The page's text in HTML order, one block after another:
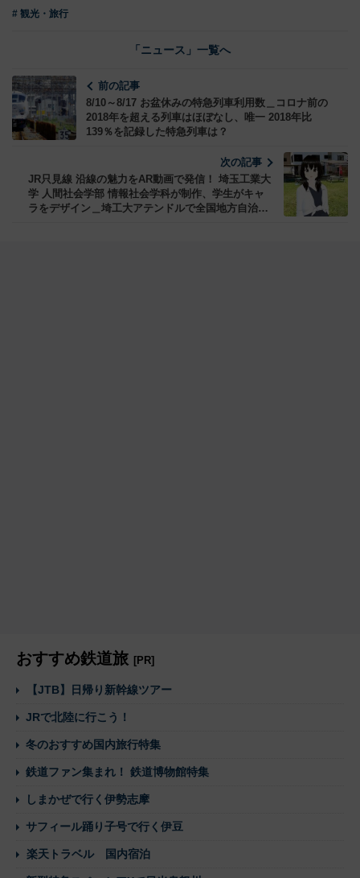
# 観光・旅行
「ニュース」一覧へ
前の記事
8/10～8/17 お盆休みの特急列車利用数＿コロナ前の
2018年を超える列車はほぼなし、唯一 2018年比
139％を記録した特急列車は？
次の記事
JR只見線 沿線の魅力をAR動画で発信！ 埼玉工業大
学 人間社会学部 情報社会学科が制作、学生がキャ
ラをデザイン＿埼工大アテンドルで全国地方自治体
おすすめ鉄道旅 [PR]
【JTB】日帰り新幹線ツアー
JRで北陸に行こう！
冬のおすすめ国内旅行特集
鉄道ファン集まれ！ 鉄道博物館特集
しまかぜで行く伊勢志摩
サフィール踊り子号で行く伊豆
楽天トラベル 国内宿泊